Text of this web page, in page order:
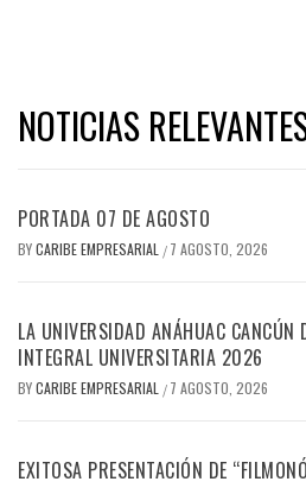
NOTICIAS
PORTADA 07 DE AGOSTO
BYCARIBE EMPRESARIAL / 7 AGOSTO, 2026
LA UNIVERSIDAD ANÁHUAC CANCÚN
INTEGRAL UNIVERSITARIA 2026
BYCARIBE EMPRESARIAL / 7 AGOSTO, 2026
EXITOSA PRESENTACIÓN DE